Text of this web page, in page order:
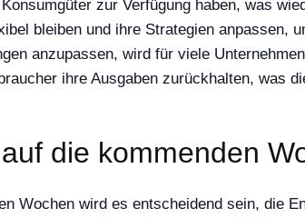
zur Verfügung haben, was
bleiben und ihre Strategien anpassen,
anzupassen, wird für viele
ihre Ausgaben zurückhalten, was
die kommenden
Wochen wird es entscheidend sein, die